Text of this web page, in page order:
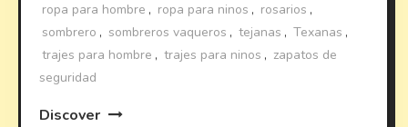
ropa para hombre , ropa para ninos , rosarios ,
sombrero , sombreros vaqueros , tejanas , Texanas ,
trajes para hombre , trajes para ninos , zapatos de
seguridad
Discover